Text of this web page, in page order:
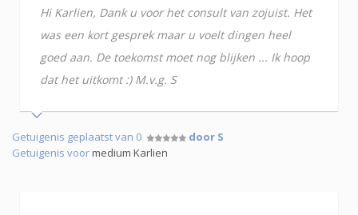
Hi Karlien, Dank u voor het consult van zojuist. Het
was een kort gesprek maar u voelt dingen heel
goed aan. De toekomst moet nog blijken ... Ik hoop
dat het uitkomt :) M.v.g. S
Getuigenis geplaatst van 0
door S
Getuigenis voormedium Karlien